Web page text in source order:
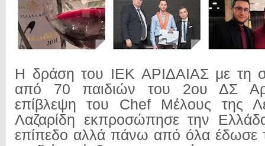
Η δράση του ΙΕΚ ΑΡΙΔΑΙΑΣ με τη
από 70 παιδιών του 2ου ΔΣ
επίβλεψη του Chef Μέλους της
Λαζαρίδη εκπροσώπησε την
επίπεδο αλλά πάνω από όλα έδωσε